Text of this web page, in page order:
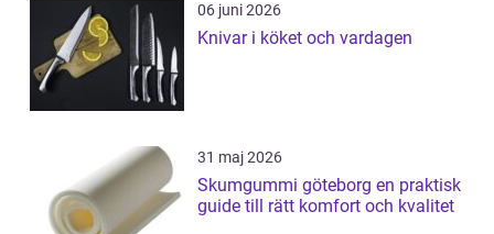
06 juni 2026
Knivar i köket och vardagen
31 maj 2026
Skumgummi göteborg en praktisk
guide till rätt komfort och kvalitet